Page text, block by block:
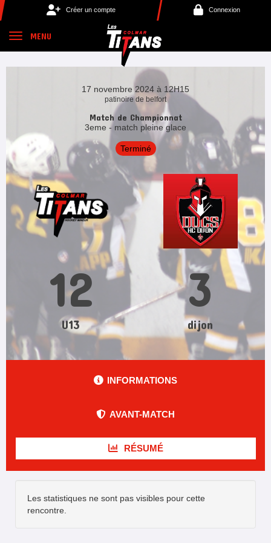
Créer un compte Connexion
MENU
17 novembre 2024 à 12H15
patinoire de belfort
Match de Championnat
3eme - match pleine glace
Terminé
12 3
U13 dijon
INFORMATIONS
AVANT-MATCH
RÉSUMÉ
Les statistiques ne sont pas visibles pour cette
rencontre.
Panneau de gestion des cookies